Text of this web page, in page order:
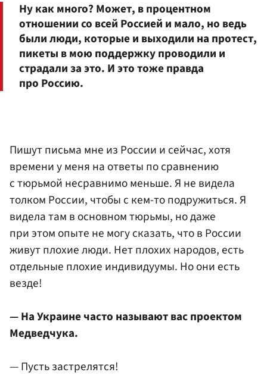
Ну как много? Может, в процентном
отношении со всей Россией и мало, но ведь
были люди, которые и выходили на протест,
пикеты в мою поддержку проводили и
страдали за это. И это тоже правда
про Россию.
Пишут письма мне из России и сейчас, хотя
времени у меня на ответы по сравнению
с тюрьмой несравнимо меньше. Я не видела
толком России, чтобы с кем-то подружиться. Я
видела там в основном тюрьмы, но даже
при этом опыте не могу сказать, что в России
живут плохие люди. Нет плохих народов, есть
отдельные плохие индивидуумы. Но они есть
везде!
— На Украине часто называют вас проектом
Медведчука.
— Пусть застрелятся!